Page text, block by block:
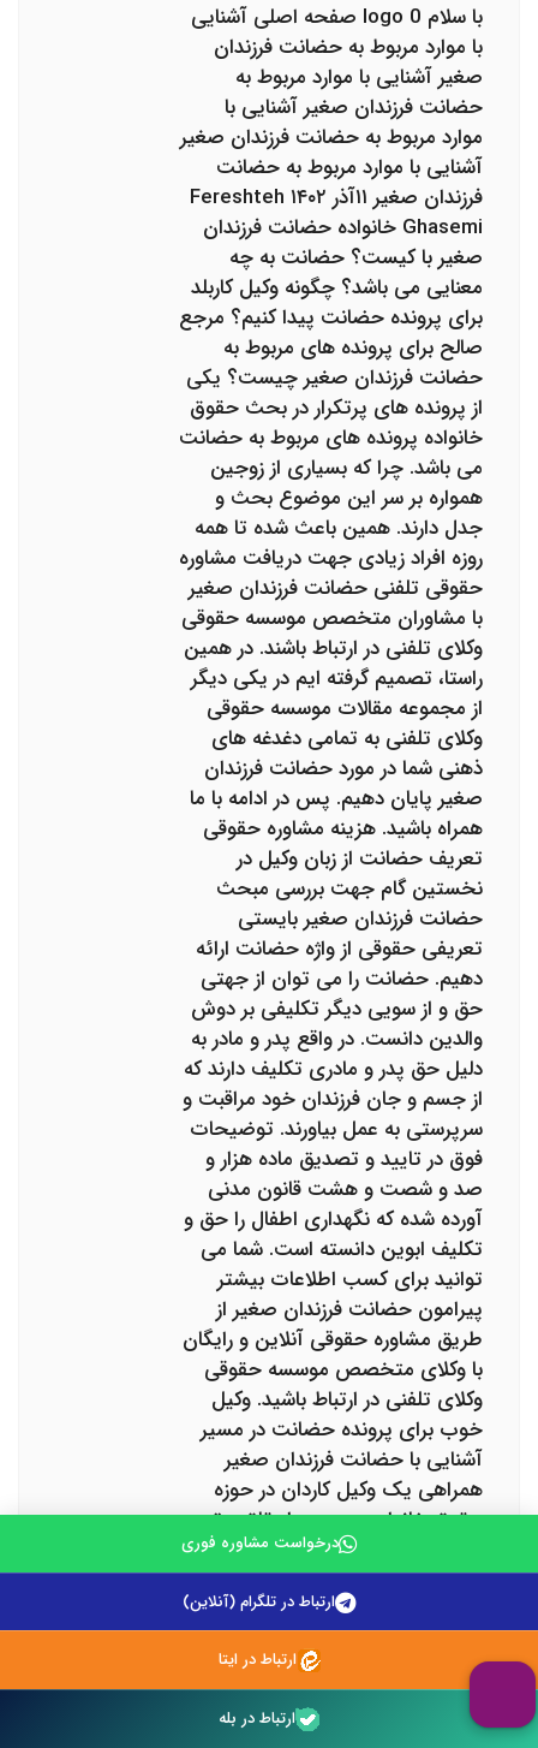
با سلام 0 logo صفحه اصلی آشنایی
با موارد مربوط به حضانت فرزندان
صغیر آشنایی با موارد مربوط به
حضانت فرزندان صغیر آشنایی با
موارد مربوط به حضانت فرزندان صغیر
آشنایی با موارد مربوط به حضانت
فرزندان صغیر ۱۱آذر ۱۴۰۲ Fereshteh
Ghasemi خانواده حضانت فرزندان
صغیر با کیست؟ حضانت به چه
معنایی می باشد؟ چگونه وکیل کاربلد
برای پرونده حضانت پیدا کنیم؟ مرجع
صالح برای پرونده های مربوط به
حضانت فرزندان صغیر چیست؟ یکی
از پرونده های پرتکرار در بحث حقوق
خانواده پرونده های مربوط به حضانت
می باشد. چرا که بسیاری از زوجین
همواره بر سر این موضوع بحث و
جدل دارند. همین باعث شده تا همه
روزه افراد زیادی جهت دریافت مشاوره
حقوقی تلفنی حضانت فرزندان صغیر
با مشاوران متخصص موسسه حقوقی
وکلای تلفنی در ارتباط باشند. در همین
راستا، تصمیم گرفته ایم در یکی دیگر
از مجموعه مقالات موسسه حقوقی
وکلای تلفنی به تمامی دغدغه های
ذهنی شما در مورد حضانت فرزندان
صغیر پایان دهیم. پس در ادامه با ما
همراه باشید. هزینه مشاوره حقوقی
تعریف حضانت از زبان وکیل در
نخستین گام جهت بررسی مبحث
حضانت فرزندان صغیر بایستی
تعریفی حقوقی از واژه حضانت ارائه
دهیم. حضانت را می توان از جهتی
حق و از سویی دیگر تکلیفی بر دوش
والدین دانست. در واقع پدر و مادر به
دلیل حق پدر و مادری تکلیف دارند که
از جسم و جان فرزندان خود مراقبت و
سرپرستی به عمل بیاورند. توضیحات
فوق در تایید و تصدیق ماده هزار و
صد و شصت و هشت قانون مدنی
آورده شده که نگهداری اطفال را حق و
تکلیف ابوین دانسته است. شما می
توانید برای کسب اطلاعات بیشتر
پیرامون حضانت فرزندان صغیر از
طریق مشاوره حقوقی آنلاین و رایگان
با وکلای متخصص موسسه حقوقی
وکلای تلفنی در ارتباط باشید. وکیل
خوب برای پرونده حضانت در مسیر
آشنایی با حضانت فرزندان صغیر
همراهی یک وکیل کاردان در حوزه
حقوق خانواده در مسیر احقاق حق
بسیار کمک کننده است. ولی توجه
داشته باشید که وکیل انتخابی شما
بایستی سیطره کاملی بر حقوق مدنی
و حقوق خانواده داشته باشد.
همچنین تجربه موفقیت آمیز در زمینه
حل پرونده های مربوط به حضانت
فرزندان صغیر، مهر تاییدی بر
درخواست مشاوره فوری
ارتباط در تلگرام (آنلاین)
ارتباط در ایتا
ارتباط در بله